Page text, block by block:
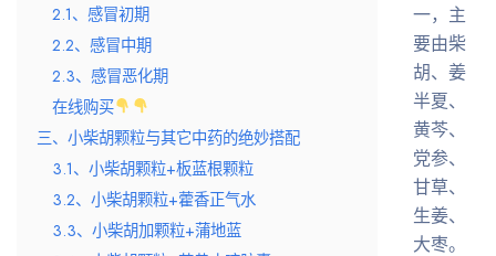
2.1、感冒初期
2.2、感冒中期
2.3、感冒恶化期
在线购买
三、小柴胡颗粒与其它中药的绝妙搭配
3.1、小柴胡颗粒+板蓝根颗粒
3.2、小柴胡颗粒+藿香正气水
3.3、小柴胡加颗粒+蒲地蓝
一，主
要由柴
胡、姜
半夏、
黄芩、
党参、
甘草、
生姜、
大枣。